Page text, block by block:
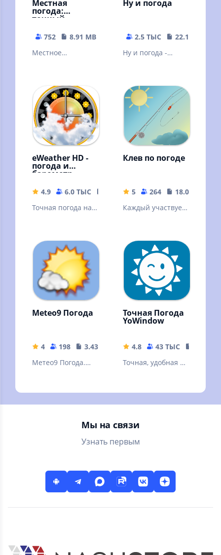
Местная
погода:
точный
погоды —
радар и
виджет
752
8.91 MB
Местное
ваш личный
помощник
местного прогноза
погоды
Ну и погода
2.5 ТЫС
22.11 MB
Ну и погода -
eWeather HD -
погода и
барометр
4.9 6.0 ТЫС
25.64 MB
Точная погода на
барометр,
виджеты и
давление
Клев по погоде
5 264
18.08 MB
Каждый участвует
клюет рыба
Meteo9 Погода
4 198
3.43 MB
Метео9 Погода.
мире.
Точная Погода
YoWindow
4.8 43 ТЫС
Точная, удобная и
Мы на связи
Узнать первым